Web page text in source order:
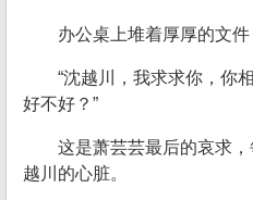
办公桌上堆着厚厚的文件
“沈越川，我求求你，你
好不好？”
这是萧芸芸最后的哀求
越川的心脏。